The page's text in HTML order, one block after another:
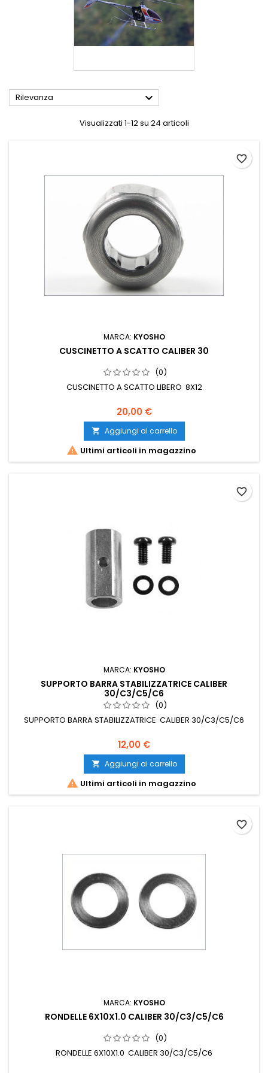
Rilevanza 
Visualizzati 1-12 su 24 articoli
MARCA: KYOSHO
CUSCINETTO A SCATTO CALIBER 30
(0)
CUSCINETTO A SCATTO LIBERO 8X12
20,00 €
 Aggiungi al carrello
 Ultimi articoli in magazzino
favorite_border
MARCA: KYOSHO
SUPPORTO BARRA STABILIZZATRICE CALIBER
30/C3/C5/C6
(0)
SUPPORTO BARRA STABILIZZATRICE CALIBER 30/C3/C5/C6
12,00 €
 Aggiungi al carrello
 Ultimi articoli in magazzino
favorite_border
MARCA: KYOSHO
RONDELLE 6X10X1.0 CALIBER 30/C3/C5/C6
(0)
RONDELLE 6X10X1.0 CALIBER 30/C3/C5/C6
favorite_border